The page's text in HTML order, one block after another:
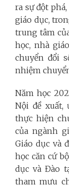
ra sự đột
giáo dục,
trung tâm
học, nhà
chuyển đổi
nhiệm
Năm học
Nội đề
thực hiện
của ngành
Giáo dục và
học căn cứ
dục và Đào
tham mưu